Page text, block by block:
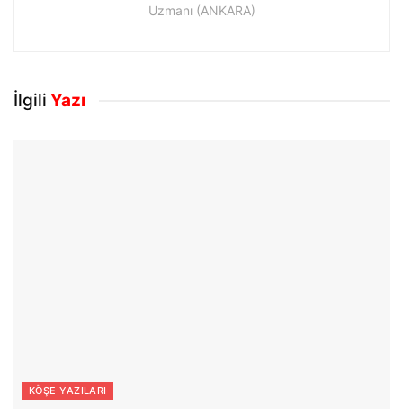
Uzmanı (ANKARA)
İlgili Yazı
KÖŞE YAZILARI